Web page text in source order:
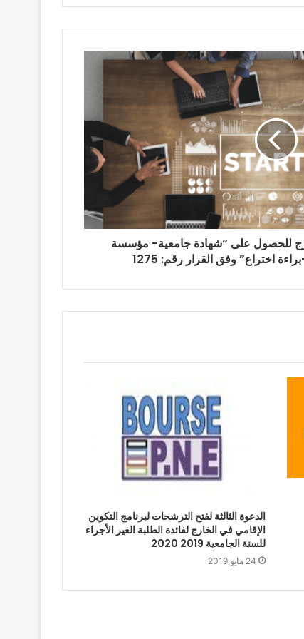
للحصول على “شهادة جامعية- مؤسسة
اختراع” وفق القرار رقم: 1275
الدعوة الثالثة لفتح الترشحات لبرنامج التكوين
الإقامي في الخارج لفائدة الطلبة الغير الأجراء
للسنة الجامعية 2019 2020
24 مايو 2019